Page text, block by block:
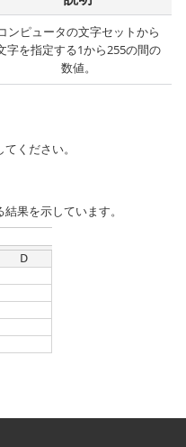
ンピュータの文字セットから
字を指定する1から255の間の
数値。
ください。
果を示しています。